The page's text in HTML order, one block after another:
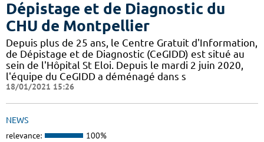
Dépistage et de Diagnostic du
CHU de Montpellier
Depuis plus de 25 ans, le Centre Gratuit d'Information,
de Dépistage et de Diagnostic (CeGIDD) est situé au
sein de l'Hôpital St Eloi. Depuis le mardi 2 juin 2020,
l'équipe du CeGIDD a déménagé dans s
18/01/2021 15:26
NEWS
relevance: 100%